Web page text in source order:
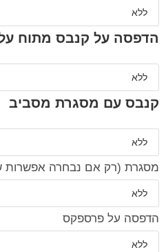
הדפסה על קנבס מתוח
קנבס עם מסגרת מסביב
מסגרת (רק אם נבחרה
הדפסה על פרספקס